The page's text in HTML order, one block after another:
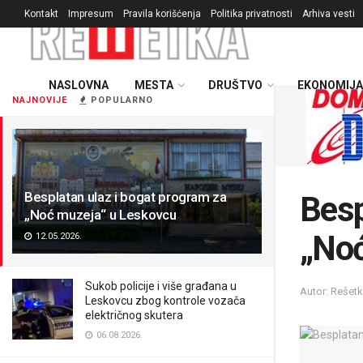
NAJNOVIJE POPULARNO
Besplatan ulaz i bogat program za
„Noć muzeja“ u Leskovcu
12.05.2026.
Sukob policije i više građana u
Leskovcu zbog kontrole vozača
električnog skutera
06.08.2026.
Kontakt Impresum Pravila korišćenja Politika privatnosti Arhiva vesti
NASLOVNA MESTA DRUŠTVO EKONOMIJA
Autor: